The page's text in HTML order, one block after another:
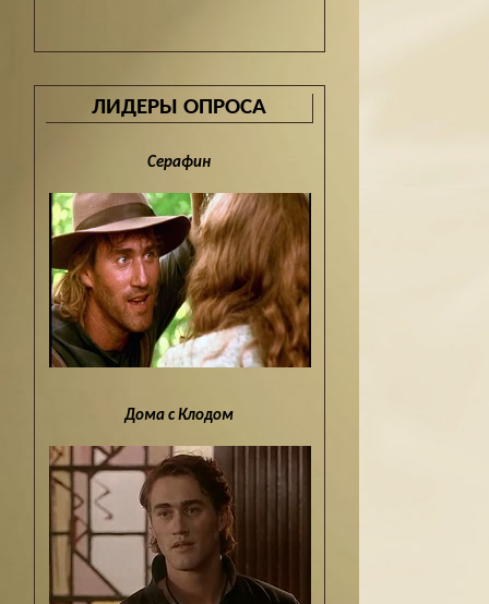
ЛИДЕРЫ ОПРОСА
Серафин
Дома с Клодом